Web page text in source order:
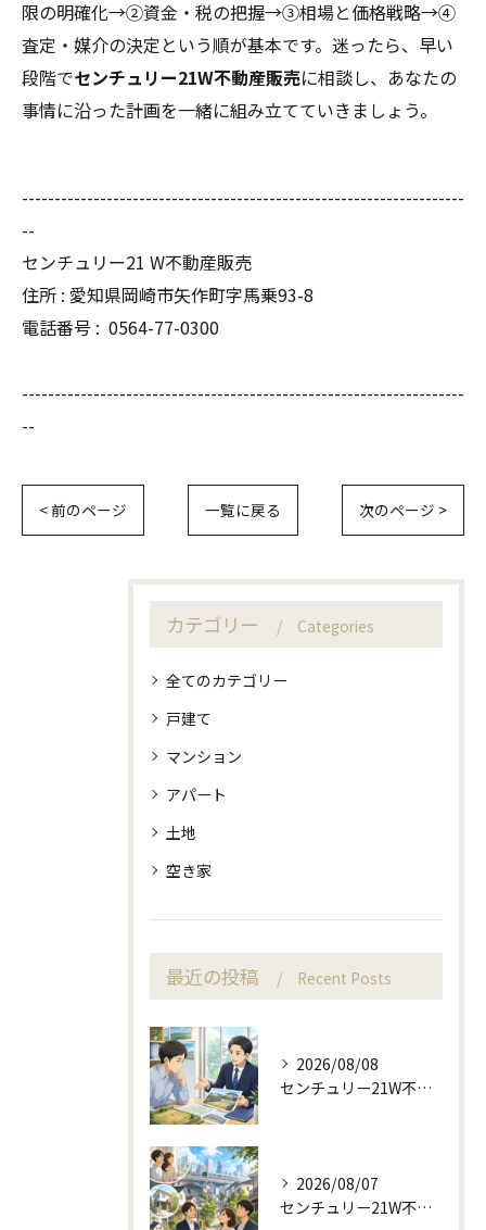
限の明確化→②資金・税の把握→③相場と価格戦略→④
査定・媒介の決定という順が基本です。迷ったら、早い
段階でセンチュリー21W不動産販売に相談し、あなたの
事情に沿った計画を一緒に組み立てていきましょう。
--------------------------------------------------------------------
--
センチュリー21 W不動産販売
住所 : 愛知県岡崎市矢作町字馬乗93-8
電話番号 : 0564-77-0300
--------------------------------------------------------------------
--
< 前のページ 一覧に戻る 次のページ >
カテゴリー Categories
全てのカテゴリー
戸建て
マンション
アパート
土地
空き家
最近の投稿 Recent Posts
2026/08/08
センチュリー21W不動産販売で来店予約から土地売却相談
2026/08/07
センチュリー21W不動産販売の駅近相談と地域目線